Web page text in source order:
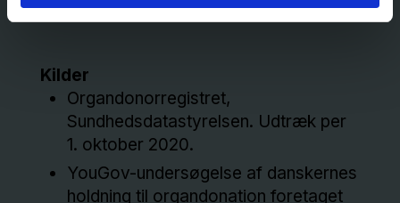
Kilder
Organdonorregistret,
Sundhedsdatastyrelsen. Udtræk per
1. oktober 2020.
YouGov-undersøgelse af danskernes
holdning til organdonation foretaget